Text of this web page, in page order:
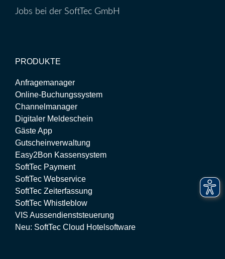
Jobs bei der SoftTec GmbH
PRODUKTE
Anfragemanager
Online-Buchungssystem
Channelmanager
Digitaler Meldeschein
Gäste App
Gutscheinverwaltung
Easy2Bon Kassensystem
SoftTec Payment
SoftTec Webservice
SoftTec Zeiterfassung
SoftTec Whistleblow
VIS Aussendienststeuerung
Neu: SoftTec Cloud Hotelsoftware